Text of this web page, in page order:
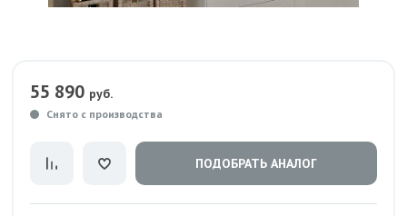
55 890 руб.
Снято с производства
ПОДОБРАТЬ АНАЛОГ